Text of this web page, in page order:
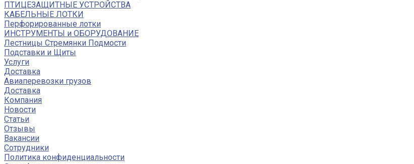
ПТИЦЕЗАЩИТНЫЕ УСТРОЙСТВА
КАБЕЛЬНЫЕ ЛОТКИ
Перфорированные лотки
ИНСТРУМЕНТЫ и ОБОРУДОВАНИЕ
Лестницы Стремянки Подмости
Подставки и Щиты
Услуги
Доставка
Авиаперевозки грузов
Доставка
Компания
Новости
Статьи
Отзывы
Вакансии
Сотрудники
Политика конфиденциальности